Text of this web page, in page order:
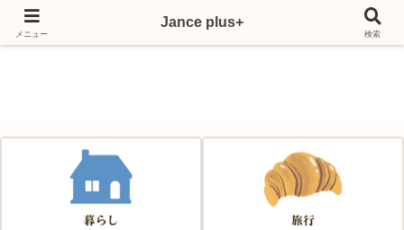
Japan & France & Chance～フランス移住応援サイト～
メニュー
Jance plus+
検索